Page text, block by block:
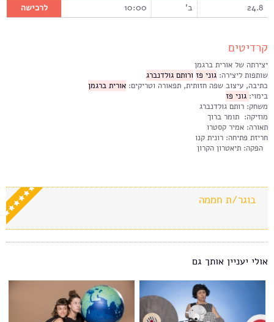
24.8 ב' 10:00 לרכישה
קרדיטים
יצירתה של אורית ברגמן
שותפות ליצירה: גוני פז ורותם גולדנברג
כתיבה, עיצוב שפה חזותית, תפאורה וטריקים: אורית ברגמן
בימוי: גוני פז
משחק: רותם גולדנברג
מוזיקה: תומר ברוך
תאורה: אמיר קסטרו
חריזת פתיחה: רונית קנו
הפקה: תיאטרון הקרון
בוגר/ת חממה
אולי יעניין אותך גם